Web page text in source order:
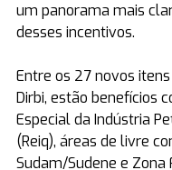
um panorama mais
desses incentivos.
Entre os 27 novos
Dirbi, estão benefícios
Especial da Indústria
(Reiq), áreas de livre
Sudam/Sudene e Zona